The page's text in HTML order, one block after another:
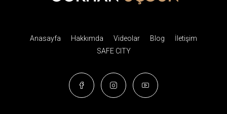
Anasayfa Hakkımda Videolar Blog
İletişim
SAFE CITY